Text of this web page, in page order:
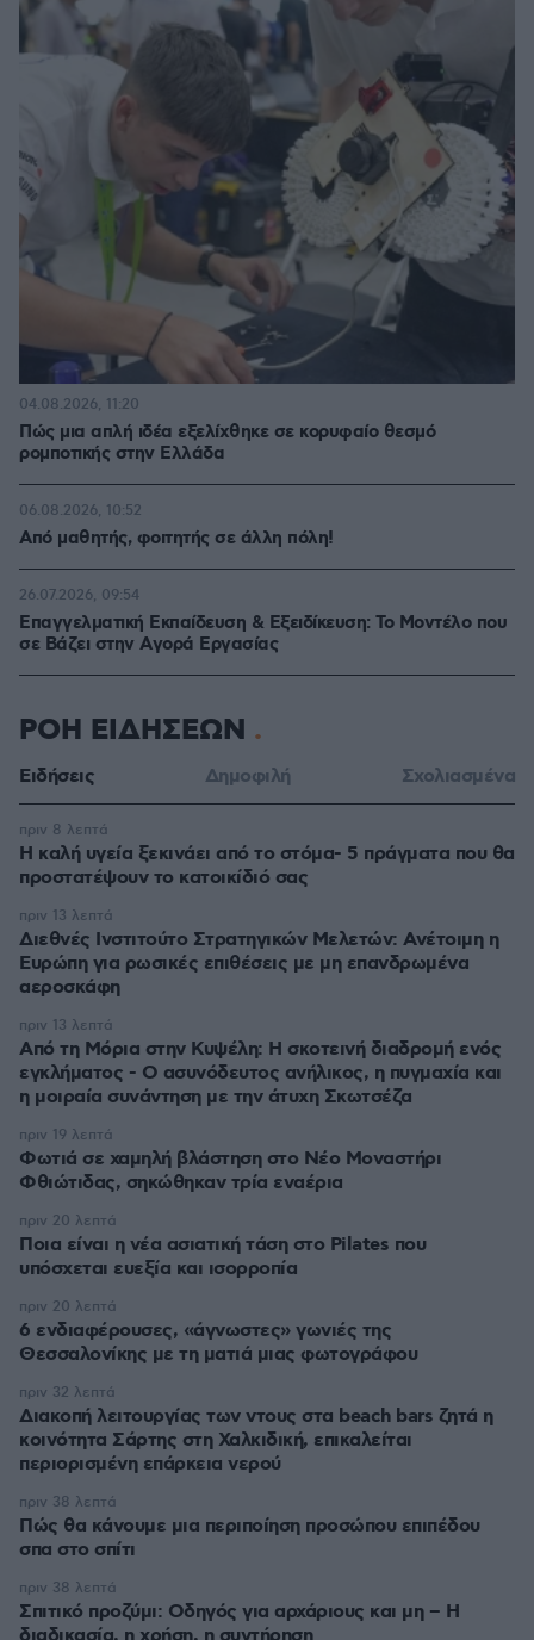
Πώς μια απλή ιδέα εξελίχθηκε σε κορυφαίο θεσμό
ρομποτικής στην Ελλάδα
04.08.2026, 11:20
Από μαθητής, φοιτητής σε άλλη πόλη!
06.08.2026, 10:52
Επαγγελματική Εκπαίδευση & Εξειδίκευση: Το Mοντέλο που
σε Bάζει στην Aγορά Eργασίας
26.07.2026, 09:54
ΡΟΗ ΕΙΔΗΣΕΩΝ
Ειδήσεις Δημοφιλή Σχολιασμένα
Η καλή υγεία ξεκινάει από το στόμα- 5 πράγματα που θα
προστατέψουν το κατοικίδιό σας
πριν 8 λεπτά
Διεθνές Ινστιτούτο Στρατηγικών Μελετών: Ανέτοιμη η
Ευρώπη για ρωσικές επιθέσεις με μη επανδρωμένα
αεροσκάφη
πριν 13 λεπτά
Από τη Μόρια στην Κυψέλη: Η σκοτεινή διαδρομή ενός
εγκλήματος - Ο ασυνόδευτος ανήλικος, η πυγμαχία και
η μοιραία συνάντηση με την άτυχη Σκωτσέζα
πριν 13 λεπτά
Φωτιά σε χαμηλή βλάστηση στο Νέο Μοναστήρι
Φθιώτιδας, σηκώθηκαν τρία εναέρια
πριν 19 λεπτά
Ποια είναι η νέα ασιατική τάση στο Pilates που
υπόσχεται ευεξία και ισορροπία
πριν 20 λεπτά
6 ενδιαφέρουσες, «άγνωστες» γωνιές της
Θεσσαλονίκης με τη ματιά μιας φωτογράφου
πριν 20 λεπτά
Διακοπή λειτουργίας των ντους στα beach bars ζητά η
κοινότητα Σάρτης στη Χαλκιδική, επικαλείται
περιορισμένη επάρκεια νερού
πριν 32 λεπτά
Πώς θα κάνουμε μια περιποίηση προσώπου επιπέδου
σπα στο σπίτι
πριν 38 λεπτά
Σπιτικό προζύμι: Οδηγός για αρχάριους και μη – Η
πριν 38 λεπτά